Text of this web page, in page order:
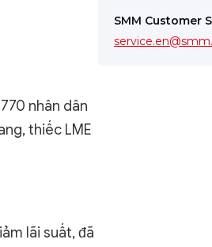
nhân dân
thiếc LME
lãi suất, đã
SMM Customer